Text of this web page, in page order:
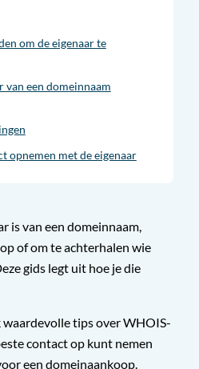
om de eigenaar te
van een domeinnaam
opnemen met de eigenaar
is van een domeinnaam,
of om te achterhalen wie
gids legt uit hoe je die
waardevolle tips over WHOIS-
contact op kunt nemen
een domeinaankoop.